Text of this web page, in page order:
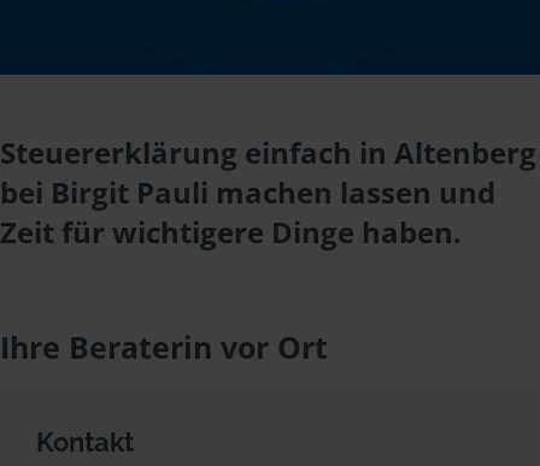
Steuererklärung einfach in Altenberg
bei Birgit Pauli machen lassen und
Zeit für wichtigere Dinge haben.
Ihre Beraterin vor Ort
Kontakt